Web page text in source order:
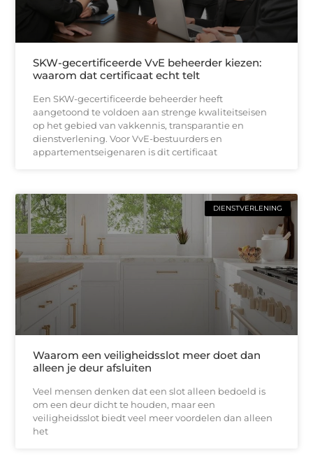
SKW-gecertificeerde VvE beheerder kiezen:
waarom dat certificaat echt telt
Een SKW-gecertificeerde beheerder heeft
aangetoond te voldoen aan strenge kwaliteitseisen
op het gebied van vakkennis, transparantie en
dienstverlening. Voor VvE-bestuurders en
appartementseigenaren is dit certificaat
DIENSTVERLENING
Waarom een veiligheidsslot meer doet dan
alleen je deur afsluiten
Veel mensen denken dat een slot alleen bedoeld is
om een deur dicht te houden, maar een
veiligheidsslot biedt veel meer voordelen dan alleen
het